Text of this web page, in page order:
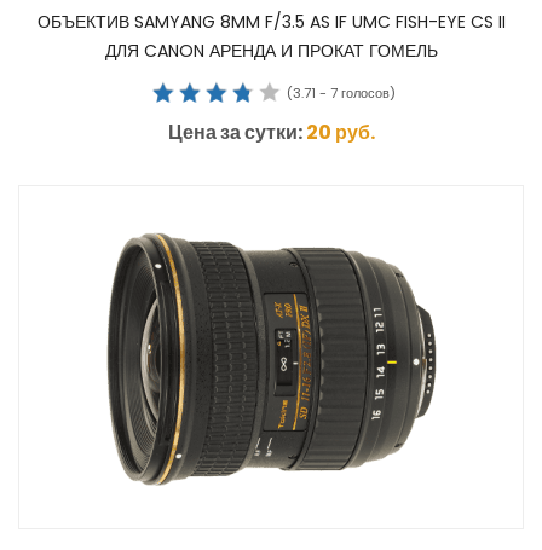
ОБЪЕКТИВ SAMYANG 8MM F/3.5 AS IF UMC FISH-EYE CS II
ДЛЯ CANON АРЕНДА И ПРОКАТ ГОМЕЛЬ
(3.71 - 7голосов)
Цена за сутки:20 руб.